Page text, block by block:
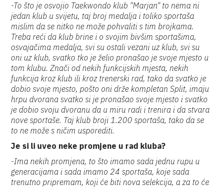
-To što je osvojio Taekwondo klub "Marjan" to nema ni
jedan klub u svijetu, taj broj medalja i toliko sportaša
mislim da se nitko ne može pohvaliti s tim brojkama.
Treba reći da klub brine i o svojim bivšim sportašima,
osvajačima medalja, svi su ostali vezani uz klub, svi su
oni uz klub, svatko tko je želio pronašao je svoje mjesto u
tom klubu. Znači od nekih funkcijskih mjesta, nekih
funkcija kroz klub ili kroz trenerski rad, tako da svatko je
dobio svoje mjesto, pošto oni drže kompletan Split, imaju
hrpu dvorana svatko si je pronašao svoje mjesto i svatko
je dobio svoju dvoranu da u miru radi i trenira i da stvara
nove sportaše. Taj klub broji 1.200 sportaša, tako da se
to ne može s ničim usporediti.
Je si li uveo neke promjene u rad kluba?
-Ima nekih promjena, to što imamo sada jednu rupu u
generacijama i sada imamo 24 sportaša, koje sada
trenutno pripremam, koji će biti nova selekcija, a za to će